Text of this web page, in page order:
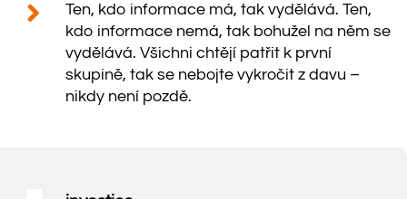
Ten, kdo informace má, tak vydělává. Ten,
kdo informace nemá, tak bohužel na něm se
vydělává. Všichni chtějí patřit k první
skupině, tak se nebojte vykročit z davu –
nikdy není pozdě.